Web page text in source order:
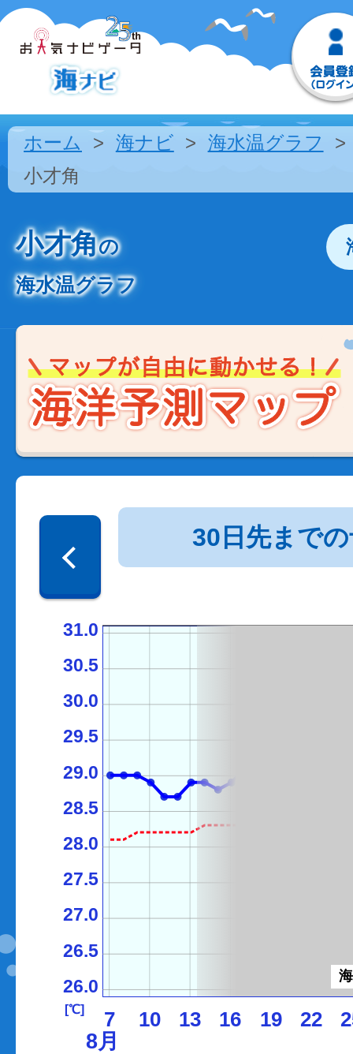
ホーム 海ナビ
海水温グラフ
小才角
小才角の
海水温グラフ
30日先まで
7 10 13 16 19 22
26.0
26.5
27.0
27.5
28.0
28.5
29.0
29.5
30.0
30.5
31.0
[℃]
8月